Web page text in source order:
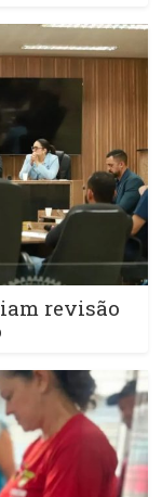
revisão